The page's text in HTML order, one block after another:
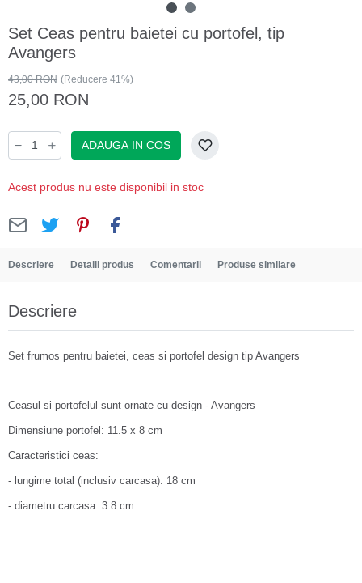
Set Ceas pentru baietei cu portofel, tip
Avangers
43,00 RON (Reducere 41%)
25,00 RON
ADAUGA IN COS
Acest produs nu este disponibil in stoc
Descriere Detalii produs Comentarii Produse similare
Descriere
Set frumos pentru baietei, ceas si portofel design tip Avangers
Ceasul si portofelul sunt ornate cu design - Avangers
Dimensiune portofel: 11.5 x 8 cm
Caracteristici ceas:
- lungime total (inclusiv carcasa): 18 cm
- diametru carcasa: 3.8 cm